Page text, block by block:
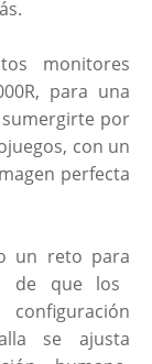
monitores
para una
por
con un
perfecta
un reto para
de que los
se ajusta